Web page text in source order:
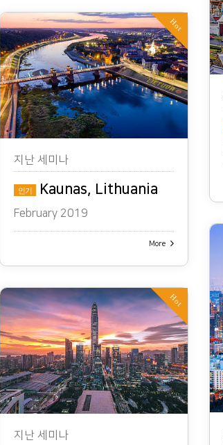
Hot
지난 세미나
인기 Kaunas, Lithuania
February 2019
More
Hot
지난 세미나